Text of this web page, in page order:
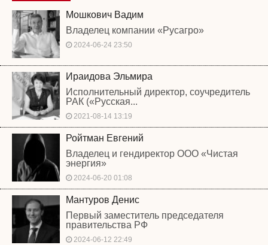
Мошкович Вадим
Владелец компании «Русагро»
2024-06-24 23:50
Ираидова Эльмира
Исполнительный директор, соучредитель
РАК («Русская...
2021-08-14 13:19
Ройтман Евгений
Владелец и гендиректор ООО «Чистая
энергия»
2024-06-20 01:08
Мантуров Денис
Первый заместитель председателя
правительства РФ
2024-06-12 22:49